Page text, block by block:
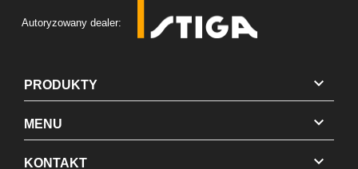
Autoryzowany dealer:
PRODUKTY 
MENU 
KONTAKT 